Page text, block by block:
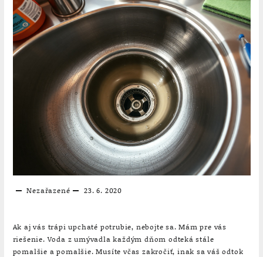
Nezařazené 23. 6. 2020
Ak aj vás trápi upchaté potrubie, nebojte sa. Mám pre vás
riešenie. Voda z umývadla každým dňom odteká stále
pomalšie a pomalšie. Musíte včas zakročiť, inak sa váš odtok